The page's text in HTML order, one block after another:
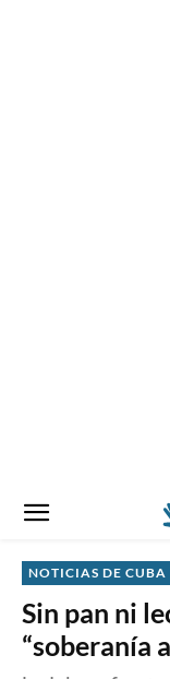
NOTICIAS DE CUBA
Sin pan ni
“soberanía